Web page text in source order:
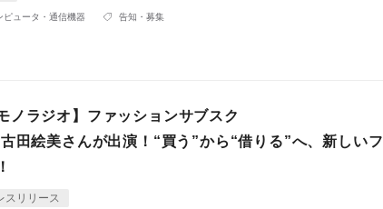
ピュータ・通信機器 告知・募集
ノラジオ】ファッションサブスク
田絵美さんが出演！“買う”から“借りる”へ、新しいフ
スリリース